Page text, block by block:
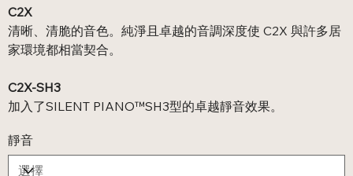
格
C2X
清晰、清脆的音色。純淨且卓越的音調深度使 C2X 與許多居
家環境都相當契合。
C2X-SH3
加入了SILENT PIANO™SH3型的卓越靜音效果。
靜音